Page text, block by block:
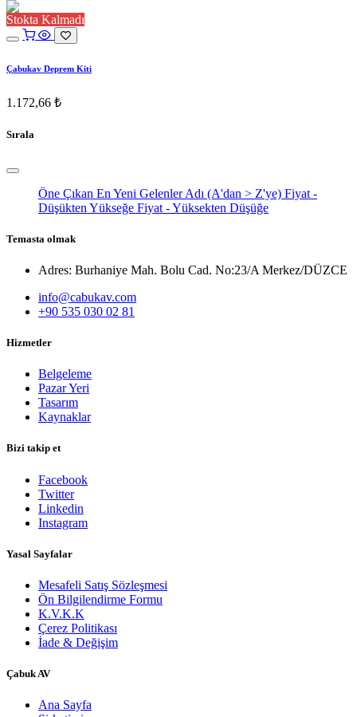
Stokta Kalmadı
Çabukav Deprem Kiti
1.172,66 ₺
Sırala
Öne Çıkan En Yeni Gelenler Adı (A'dan > Z'ye) Fiyat -
Düşükten Yükseğe Fiyat - Yüksekten Düşüğe
Temasta olmak
Adres: Burhaniye Mah. Bolu Cad. No:23/A Merkez/DÜZCE
info@cabukav.com
+90 535 030 02 81
Hizmetler
Belgeleme
Pazar Yeri
Tasarım
Kaynaklar
Bizi takip et
Facebook
Twitter
Linkedin
Instagram
Yasal Sayfalar
Mesafeli Satış Sözleşmesi
Ön Bilgilendirme Formu
K.V.K.K
Çerez Politikası
İade & Değişim
​Çabuk AV
Ana Sayfa